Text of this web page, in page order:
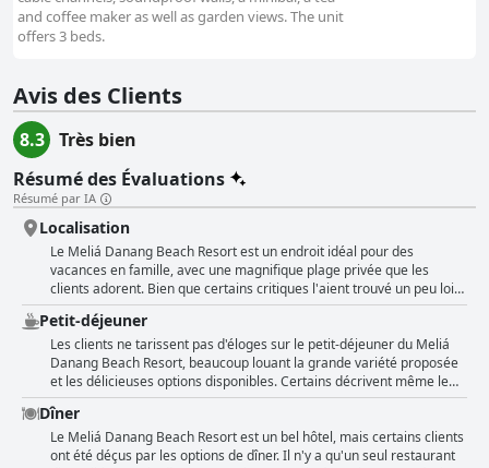
and coffee maker as well as garden views. The unit
offers 3 beds.
Avis des Clients
8.3
Très bien
Résumé des Évaluations
Résumé par IA
Localisation
Le Meliá Danang Beach Resort est un endroit idéal pour des
vacances en famille, avec une magnifique plage privée que les
clients adorent. Bien que certains critiques l'aient trouvé un peu loin
de l'emplacement central et du centre-ville, d'autres l'ont trouvé
suffisamment proche de la ville avec un court trajet en taxi. Il est
également idéal pour les excursions d'une journée à Hoi An et Bana
Hills. Dans l'ensemble, l'emplacement est décrit comme merveilleux
et formidable, bien que certains clients l'aient trouvé un peu plus
éloigné que prévu. L'atmosphère paisible et calme est également
saluée par beaucoup et la vue sur la plage est magnifique. Le
service de l'hôtel est également louable, avec un personnel rapide et
enthousiaste. L'hôtel est considéré comme un endroit génial pour
Petit-déjeuner
Les clients ne tarissent pas d'éloges sur le petit-déjeuner du Meliá
Danang Beach Resort, beaucoup louant la grande variété proposée
et les délicieuses options disponibles. Certains décrivent même le
petit-déjeuner comme étant exceptionnel, le menu vietnamien du
restaurant de l'hôtel étant particulièrement apprécié. Bien que
certains critiques aient trouvé le petit-déjeuner buffet en dessous
des normes pour un hôtel 5 étoiles, d'autres l'ont trouvé excellent et
Dîner
Le Meliá Danang Beach Resort est un bel hôtel, mais certains clients
ont été déçus par les options de dîner. Il n'y a qu'un seul restaurant